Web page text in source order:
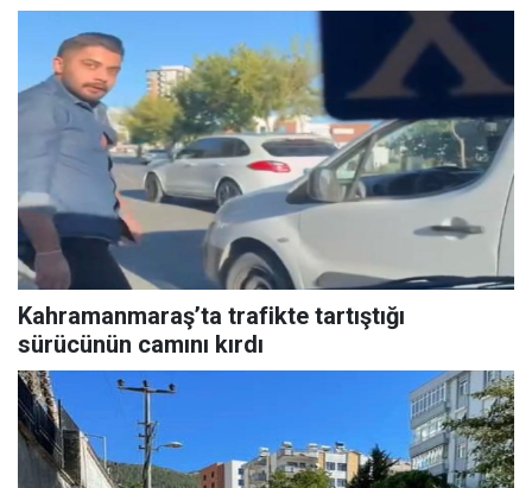
Kahramanmaraş’ta trafikte tartıştığı
sürücünün camını kırdı